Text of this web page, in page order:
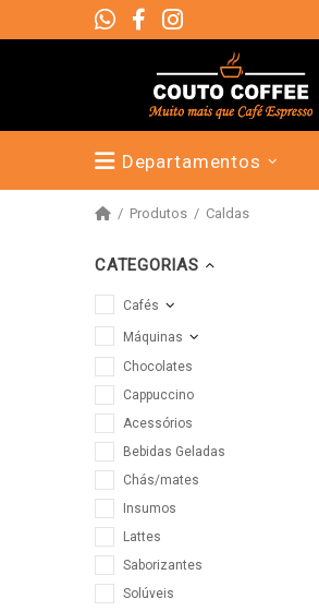
Departamentos
Produtos Caldas
CATEGORIAS
Cafés
Máquinas
Chocolates
Cappuccino
Acessórios
Bebidas Geladas
Chás/mates
Insumos
Lattes
Saborizantes
Solúveis